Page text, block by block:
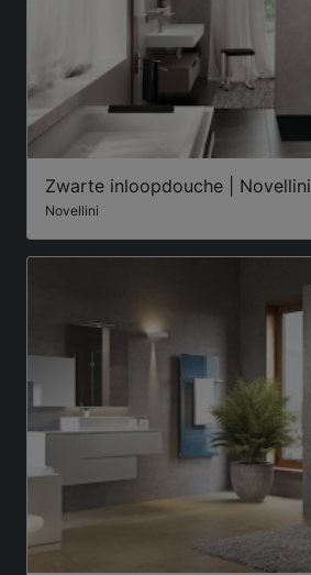
Zwarte inloopdouche | Novellini
Novellini